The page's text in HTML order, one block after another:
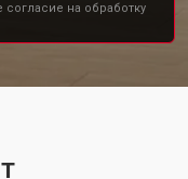
на обработку